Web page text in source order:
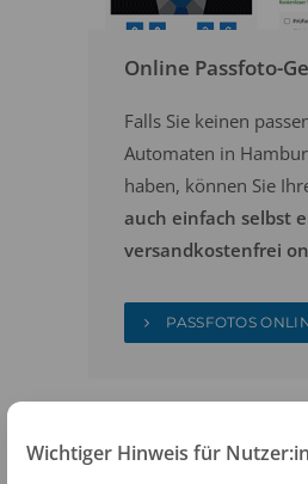
Online Passfoto-
Falls Sie keinen
Automaten in
haben, können Sie
auch einfach selbst
versandkostenfrei
PASSFOTOS
Wichtiger Hinweis für